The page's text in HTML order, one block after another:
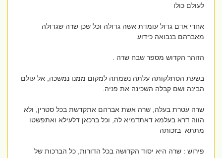
לעולם כולו
אחרי אדם גדול עומדת אשה גדולה וכל שכן שרה שגדולה
מאברהם בנבואה כידוע
הזוהר הקדוש מספר שבח שרה .
בשעת הסתלקותה עלתה נשמתה למקום ממנו נמשכה, אל עולם
הבינה ושם קבלה השכינה את פניה.
שרה עטרת בעלה, שרה אשת אברהם אתקדשת בכל סטרין, ולא
הווה דרא בעלמא דאתדמיא לה, וכל ברכאן דלעילא ואתפשטו
מתתא בזכותה
פירוש : שרה היא יסוד הקדושה בכל הדורות, כל הברכות של